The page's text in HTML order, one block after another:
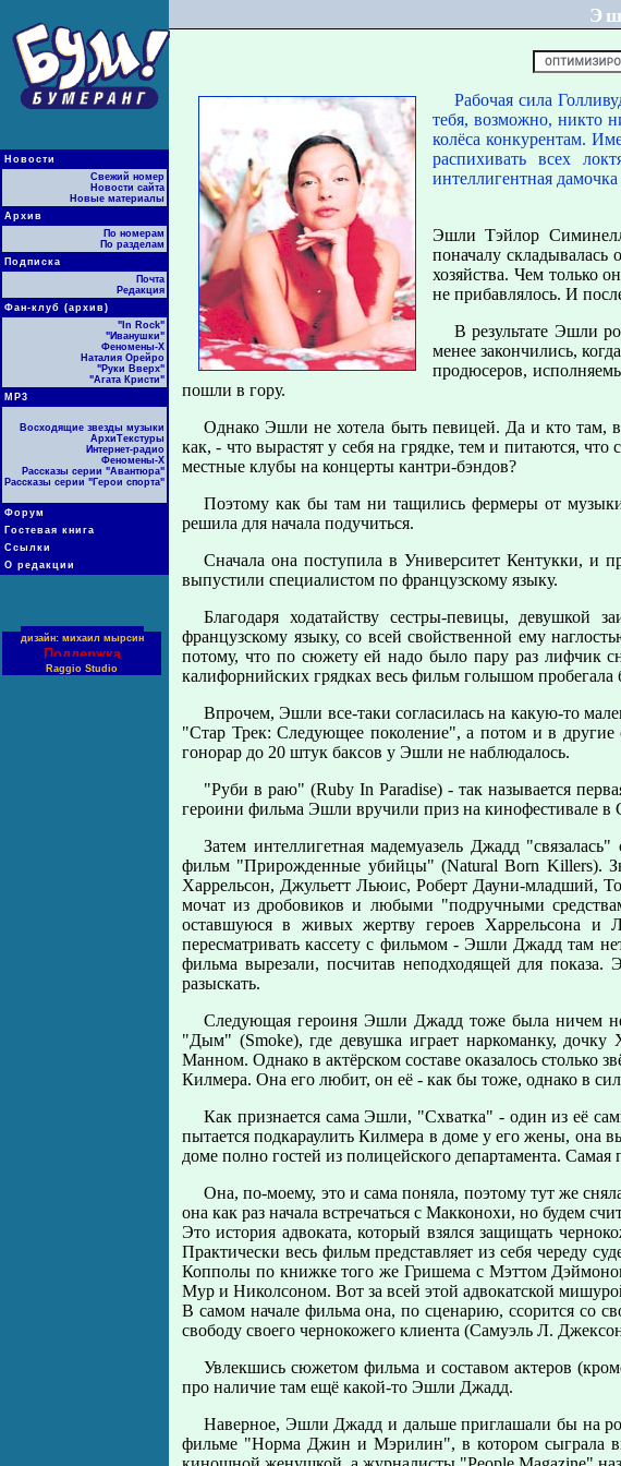
Новости
Свежий номер
Новости сайта
Новые материалы
Архив
По номерам
По разделам
Подписка
Почта
Редакция
Фан-клуб (архив)
"In Rock"
"Иванушки"
Феномены-Х
Наталия Орейро
"Руки Вверх"
"Агата Кристи"
МР3
Восходящие звезды музыки
АрхиТекстуры
Интернет-радио
Феномены-Х
Рассказы серии "Авантюра"
Рассказы серии "Герои спорта"
Форум
Гостевая книга
Ссылки
О редакции
дизайн: михаил мырсин
Поддержка
Raggio Studio
Рабочая сила
тебя, возможно, никто
колёса конкурентам.
распихивать всех
интеллигентная
Эшли Тэйлор
поначалу
хозяйства. Чем только
не прибавлялось. И
В результате Эшли
менее закончились,
продюсеров,
пошли в гору.
Однако Эшли не хотела быть певицей. Да и кто там,
как, - что вырастят у себя на грядке, тем и питаются,
местные клубы на концерты кантри-бэндов?
Поэтому как бы там ни тащились фермеры от
решила для начала подучиться.
Сначала она поступила в Университет Кентукки, и
выпустили специалистом по французскому языку.
Благодаря ходатайству сестры-певицы, девушкой
французскому языку, со всей свойственной ему
потому, что по сюжету ей надо было пару раз лифчик
калифорнийских грядках весь фильм голышом
Впрочем, Эшли все-таки согласилась на какую-то
"Стар Трек: Следующее поколение", а потом и в другие
гонорар до 20 штук баксов у Эшли не наблюдалось.
"Рyби в раю" (Ruby In Paradise) - так называется
героини фильма Эшли вручили приз на кинофестивале в
Затем интеллигетная мадемуазель Джадд
фильм "Прирожденные убийцы" (Natural Born Killers).
Харрельсон, Джульетт Льюис, Роберт Дауни-младший,
мочат из дробовиков и любыми "подручными
оставшуюся в живых жертву героев Харрельсона и
пересматривать кассету с фильмом - Эшли Джадд там
фильма вырезали, посчитав неподходящей для показа.
разыскать.
Следующая героиня Эшли Джадд тоже была ничем не
"Дым" (Smoke), где девушка играет наркоманку,
Манном. Однако в актёрском составе оказалось столько
Килмера. Она его любит, он её - как бы тоже, однако в
Как признается сама Эшли, "Схватка" - один из её
пытается подкараулить Килмера в доме у его жены, она
доме полно гостей из полицейского департамента.
Она, по-моему, это и сама поняла, поэтому тут же
она как раз начала встречаться с Макконохи, но будем
Это история адвоката, который взялся защищать
Практически весь фильм представляет из себя череду
Копполы по книжке того же Гришема с Мэттом
Мур и Николсоном. Вот за всей этой адвокатской
В самом начале фильма она, по сценарию, ссорится со
свободу своего чернокожего клиента (Самуэль Л.
Увлекшись сюжетом фильма и составом актеров
про наличие там ещё какой-то Эшли Джадд.
Наверное, Эшли Джадд и дальше приглашали бы на
фильме "Норма Джин и Мэрилин", в котором сыграла